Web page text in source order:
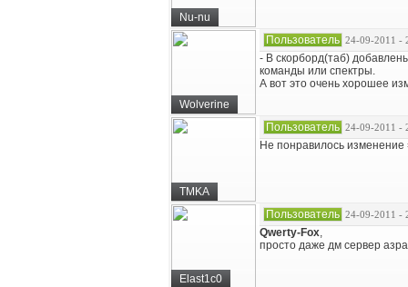
Nu-nu
Wolverine
Пользователь 24-09-2011 -
- В скорборд(таб)
команды или спектры.
А вот это очень хорошее
TMKA
Пользователь 24-09-2011 -
Не понравилось изменение
Elast1c0
Пользователь 24-09-2011 -
Qwerty-Fox,
просто даже дм сервер